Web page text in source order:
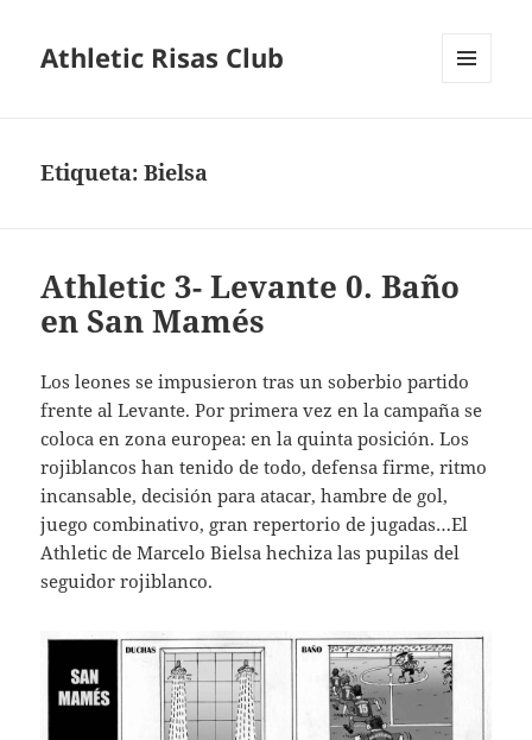
Athletic Risas Club
Etiqueta:Bielsa
Athletic 3- Levante 0. Baño
en San Mamés
Los leones se impusieron tras un soberbio partido
frente al Levante. Por primera vez en la campaña se
coloca en zona europea: en la quinta posición. Los
rojiblancos han tenido de todo, defensa firme, ritmo
incansable, decisión para atacar, hambre de gol,
juego combinativo, gran repertorio de jugadas…El
Athletic de Marcelo Bielsa hechiza las pupilas del
seguidor rojiblanco.